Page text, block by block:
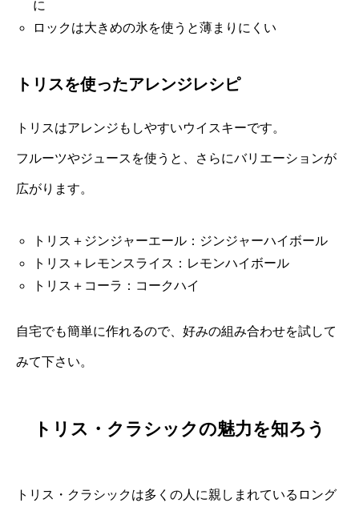
に
ロックは大きめの氷を使うと薄まりにくい
トリスを使ったアレンジレシピ
トリスはアレンジもしやすいウイスキーです。
フルーツやジュースを使うと、さらにバリエーションが
広がります。
トリス＋ジンジャーエール：ジンジャーハイボール
トリス＋レモンスライス：レモンハイボール
トリス＋コーラ：コークハイ
自宅でも簡単に作れるので、好みの組み合わせを試して
みて下さい。
トリス・クラシックの魅力を知ろう
トリス・クラシックは多くの人に親しまれているロング